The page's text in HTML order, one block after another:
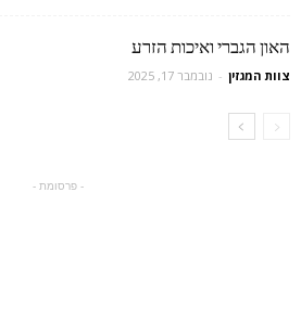
האון הגברי ואיכות הזרע
צוות המגזין - נובמבר 17, 2025
- פרסומת -